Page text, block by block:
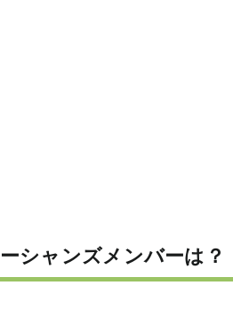
シャンズメンバーは？